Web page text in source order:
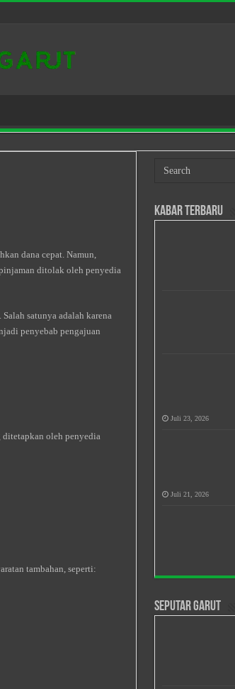
dana cepat. Namun,
ditolak oleh penyedia
satunya adalah karena
penyebab pengajuan
ditetapkan oleh penyedia
tambahan, seperti:
Kabar Terbaru
Juli 23, 2026
Juli 21, 2026
Seputar Garut